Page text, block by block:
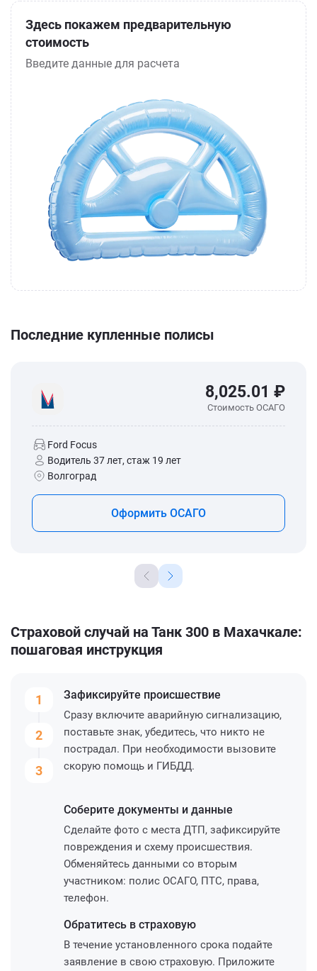
Здесь покажем предварительную
стоимость
Введите данные для расчета
Последние купленные полисы
8,025.01 ₽
Стоимость ОСАГО
Ford Focus
Водитель 37 лет, стаж 19 лет
Волгоград
Оформить ОСАГО
Страховой случай на Танк 300 в Махачкале:
пошаговая инструкция
1
2
3
Зафиксируйте происшествие
Сразу включите аварийную сигнализацию,
поставьте знак, убедитесь, что никто не
пострадал. При необходимости вызовите
скорую помощь и ГИБДД.
Соберите документы и данные
Сделайте фото с места ДТП, зафиксируйте
повреждения и схему происшествия.
Обменяйтесь данными со вторым
участником: полис ОСАГО, ПТС, права,
телефон.
Обратитесь в страховую
В течение установленного срока подайте
заявление в свою страховую. Приложите